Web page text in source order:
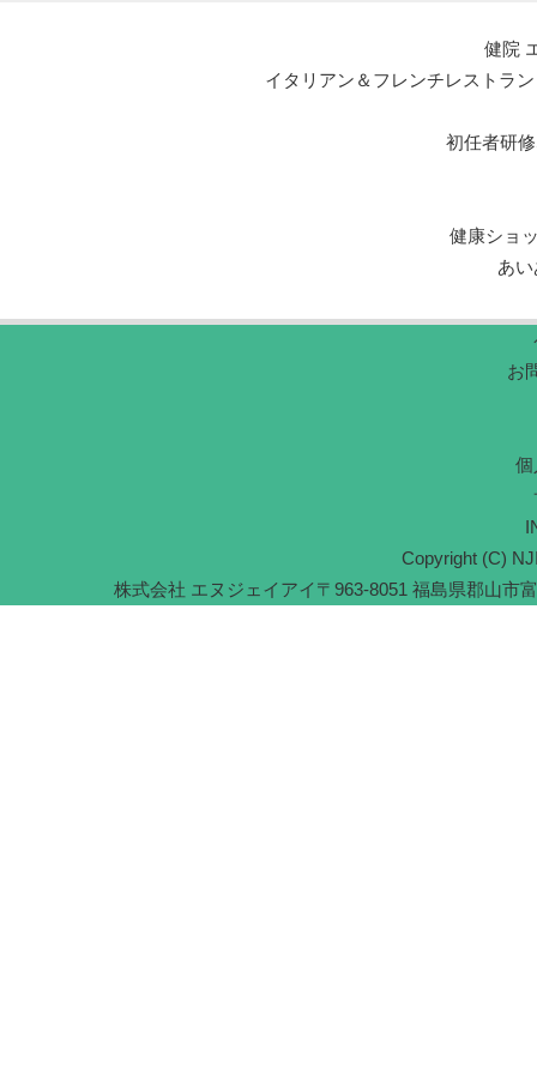
健院
イタリアン＆フレンチレストラ
初任者研修
健康ショ
あ
お
個
Copyright (C)
株式会社 エヌジェイアイ〒963-8051 福島県郡山市